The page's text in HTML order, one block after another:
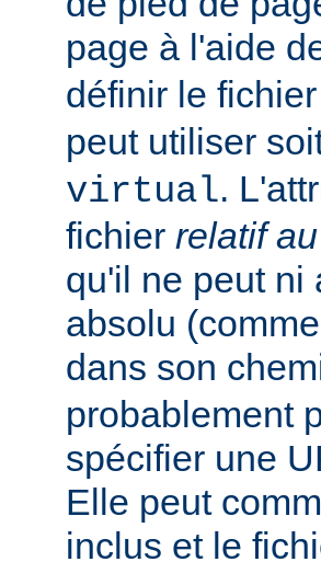
page à l'aide
définir le
peut utiliser
virtual.
fichier relatif
qu'il ne peut ni
absolu
dans son
probablement
spécifier une
Elle peut
inclus et le